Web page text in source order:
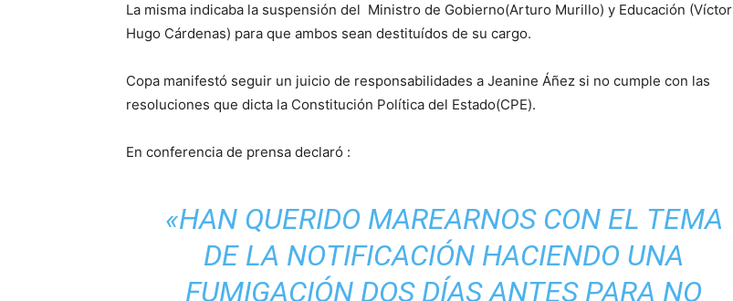
La misma indicaba la suspensión del Ministro de Gobierno(Arturo Murillo) y Educación (Víctor
Hugo Cárdenas) para que ambos sean destituídos de su cargo.
Copa manifestó seguir un juicio de responsabilidades a Jeanine Áñez si no cumple con las
resoluciones que dicta la Constitución Política del Estado(CPE).
En conferencia de prensa declaró :
«HAN QUERIDO MAREARNOS CON EL TEMA
DE LA NOTIFICACIÓN HACIENDO UNA
FUMIGACIÓN DOS DÍAS ANTES PARA NO